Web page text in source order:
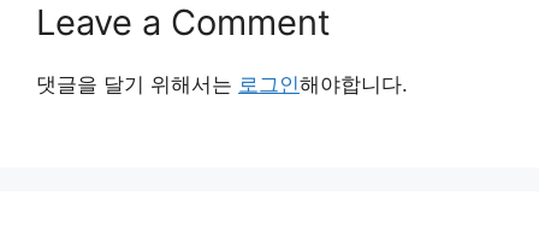
Leave a Comment
댓글을 달기 위해서는 로그인해야합니다.